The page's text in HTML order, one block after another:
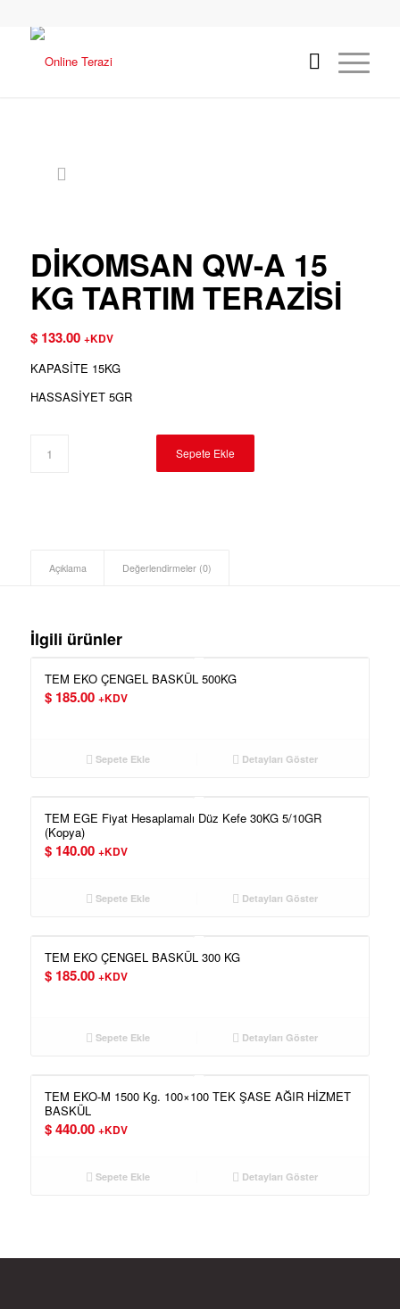
DİKOMSAN QW-A 15
KG TARTIM TERAZİSİ
$133.00 +KDV
KAPASİTE 15KG
HASSASİYET 5GR
Sepete Ekle
Açıklama Değerlendirmeler (0)
İlgili ürünler
TEM EKO ÇENGEL BASKÜL 500KG
$185.00 +KDV
Sepete Ekle Detayları Göster
TEM EGE Fiyat Hesaplamalı Düz Kefe 30KG 5/10GR
(Kopya)
$140.00 +KDV
Sepete Ekle Detayları Göster
TEM EKO ÇENGEL BASKÜL 300 KG
$185.00 +KDV
Sepete Ekle Detayları Göster
TEM EKO-M 1500 Kg. 100×100 TEK ŞASE AĞIR HİZMET
BASKÜL
$440.00 +KDV
Sepete Ekle Detayları Göster